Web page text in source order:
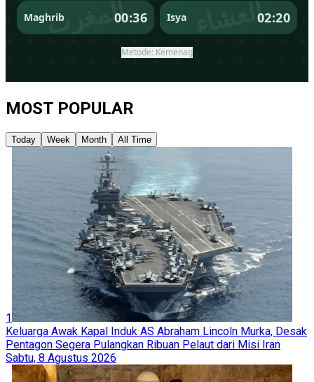
MOST POPULAR
Today Week Month All Time
1
Keluarga Awak Kapal Induk AS Abraham Lincoln Murka, Desak
Pentagon Segera Pulangkan Ribuan Pelaut dari Misi Iran
Sabtu, 8 Agustus 2026